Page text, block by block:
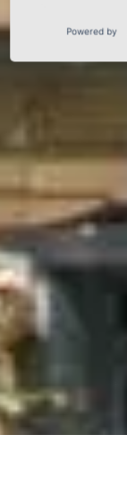
Powered by